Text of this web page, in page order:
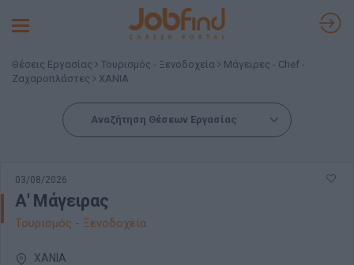
Toggle
Θέσεις Εργασίας Τουρισμός - Ξενοδοχεία
Μάγειρες - Chef -
Ζαχαροπλάστες
ΧΑΝΙΑ
Αναζήτηση Θέσεων Εργασίας
03/08/2026
Α' Μάγειρας
Τουρισμός - Ξενοδοχεία
ΧΑΝΙΑ